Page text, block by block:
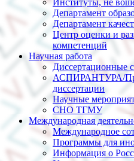
Институты, не
Департамент
Департамент
Центр оценки и
компетенций
Научная работа
Диссертационные
АСПИРАНТУРА/
диссертации
Научные
СНО ТГМУ
Международная
Международное
Программы для
Информация о